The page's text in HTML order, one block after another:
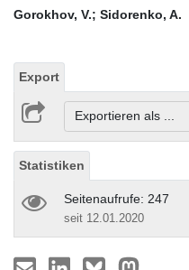
Gorokhov, V.; Sidorenko, A.
Export
Exportieren als ...
Statistiken
Seitenaufrufe: 247
seit 12.01.2020